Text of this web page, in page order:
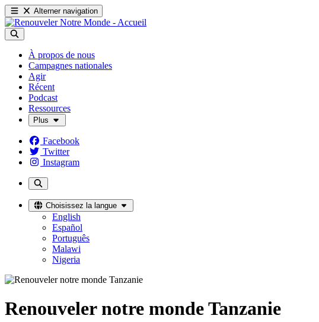
Alterner navigation
À propos de nous
Campagnes nationales
Agir
Récent
Podcast
Ressources
Plus
Facebook
Twitter
Instagram
Choisissez la langue
English
Español
Português
Malawi
Nigeria
Renouveler notre monde Tanzanie